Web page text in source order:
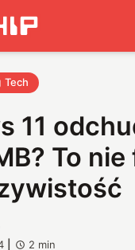
Tech
11
To nie
2 min